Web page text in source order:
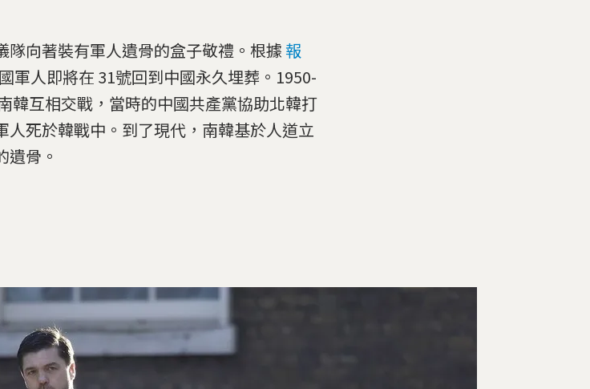
隊向著裝有軍人遺骨的盒子敬禮。根據 報
軍人即將在 31號回到中國永久埋葬。1950-
韓互相交戰，當時的中國共產黨協助北韓打
人死於韓戰中。到了現代，南韓基於人道立
遺骨。